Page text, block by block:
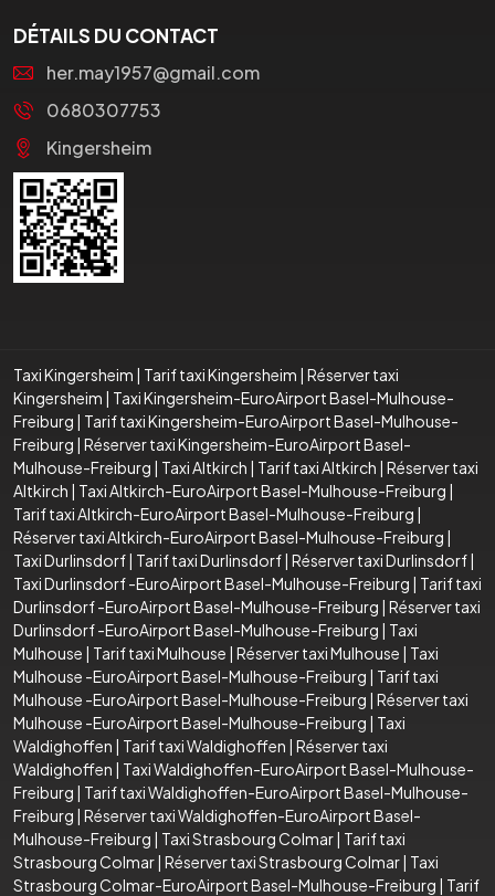
DÉTAILS DU CONTACT
her.may1957@gmail.com
0680307753
Kingersheim
Taxi Kingersheim | Tarif taxi Kingersheim | Réserver taxi
Kingersheim | Taxi Kingersheim-EuroAirport Basel-Mulhouse-
Freiburg | Tarif taxi Kingersheim-EuroAirport Basel-Mulhouse-
Freiburg | Réserver taxi Kingersheim-EuroAirport Basel-
Mulhouse-Freiburg | Taxi Altkirch | Tarif taxi Altkirch | Réserver taxi
Altkirch | Taxi Altkirch-EuroAirport Basel-Mulhouse-Freiburg |
Tarif taxi Altkirch-EuroAirport Basel-Mulhouse-Freiburg |
Réserver taxi Altkirch-EuroAirport Basel-Mulhouse-Freiburg |
Taxi Durlinsdorf| Tarif taxi Durlinsdorf| Réserver taxi Durlinsdorf|
Taxi Durlinsdorf -EuroAirport Basel-Mulhouse-Freiburg | Tarif taxi
Durlinsdorf -EuroAirport Basel-Mulhouse-Freiburg | Réserver taxi
Durlinsdorf -EuroAirport Basel-Mulhouse-Freiburg | Taxi
Mulhouse | Tarif taxi Mulhouse | Réserver taxi Mulhouse | Taxi
Mulhouse -EuroAirport Basel-Mulhouse-Freiburg | Tarif taxi
Mulhouse -EuroAirport Basel-Mulhouse-Freiburg | Réserver taxi
Mulhouse -EuroAirport Basel-Mulhouse-Freiburg | Taxi
Waldighoffen | Tarif taxi Waldighoffen | Réserver taxi
Waldighoffen | Taxi Waldighoffen-EuroAirport Basel-Mulhouse-
Freiburg | Tarif taxi Waldighoffen-EuroAirport Basel-Mulhouse-
Freiburg | Réserver taxi Waldighoffen-EuroAirport Basel-
Mulhouse-Freiburg | Taxi Strasbourg Colmar| Tarif taxi
Strasbourg Colmar| Réserver taxi Strasbourg Colmar| Taxi
Strasbourg Colmar-EuroAirport Basel-Mulhouse-Freiburg | Tarif